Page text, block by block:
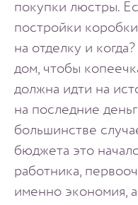
покупки люстры.
постройки
на отделку и
дом, чтобы
должна идти на
на последние
большинстве
бюджета это
работника,
именно экономия,